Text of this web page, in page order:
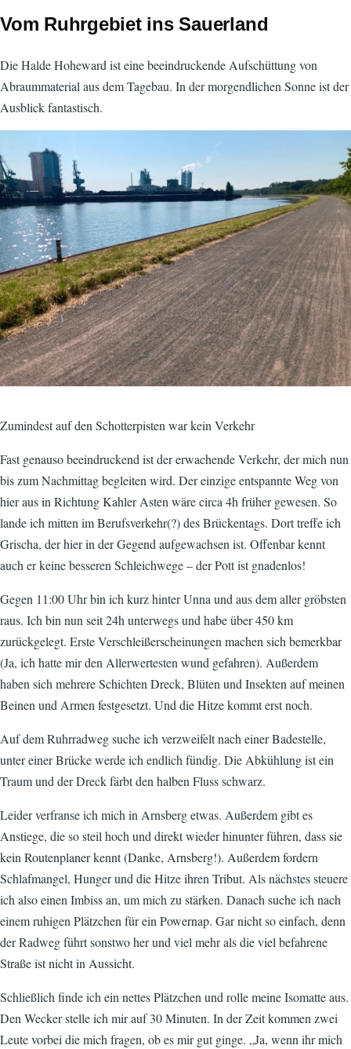
Vom Ruhrgebiet ins Sauerland
Die Halde Hoheward ist eine beeindruckende Aufschüttung von
Abraummaterial aus dem Tagebau. In der morgendlichen Sonne ist der
Ausblick fantastisch.
Zumindest auf den Schotterpisten war kein Verkehr
Fast genauso beeindruckend ist der erwachende Verkehr, der mich nun
bis zum Nachmittag begleiten wird. Der einzige entspannte Weg von
hier aus in Richtung Kahler Asten wäre circa 4h früher gewesen. So
lande ich mitten im Berufsverkehr(?) des Brückentags. Dort treffe ich
Grischa, der hier in der Gegend aufgewachsen ist. Offenbar kennt
auch er keine besseren Schleichwege – der Pott ist gnadenlos!
Gegen 11:00 Uhr bin ich kurz hinter Unna und aus dem aller gröbsten
raus. Ich bin nun seit 24h unterwegs und habe über 450 km
zurückgelegt. Erste Verschleißerscheinungen machen sich bemerkbar
(Ja, ich hatte mir den Allerwertesten wund gefahren). Außerdem
haben sich mehrere Schichten Dreck, Blüten und Insekten auf meinen
Beinen und Armen festgesetzt. Und die Hitze kommt erst noch.
Auf dem Ruhrradweg suche ich verzweifelt nach einer Badestelle,
unter einer Brücke werde ich endlich fündig. Die Abkühlung ist ein
Traum und der Dreck färbt den halben Fluss schwarz.
Leider verfranse ich mich in Arnsberg etwas. Außerdem gibt es
Anstiege, die so steil hoch und direkt wieder hinunter führen, dass sie
kein Routenplaner kennt (Danke, Arnsberg!). Außerdem fordern
Schlafmangel, Hunger und die Hitze ihren Tribut. Als nächstes steuere
ich also einen Imbiss an, um mich zu stärken. Danach suche ich nach
einem ruhigen Plätzchen für ein Powernap. Gar nicht so einfach, denn
der Radweg führt sonstwo her und viel mehr als die viel befahrene
Straße ist nicht in Aussicht.
Schließlich finde ich ein nettes Plätzchen und rolle meine Isomatte aus.
Den Wecker stelle ich mir auf 30 Minuten. In der Zeit kommen zwei
Leute vorbei die mich fragen, ob es mir gut ginge. „Ja, wenn ihr mich